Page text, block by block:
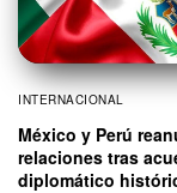
INTERNACIONAL
México y Perú
relaciones tras
diplomático